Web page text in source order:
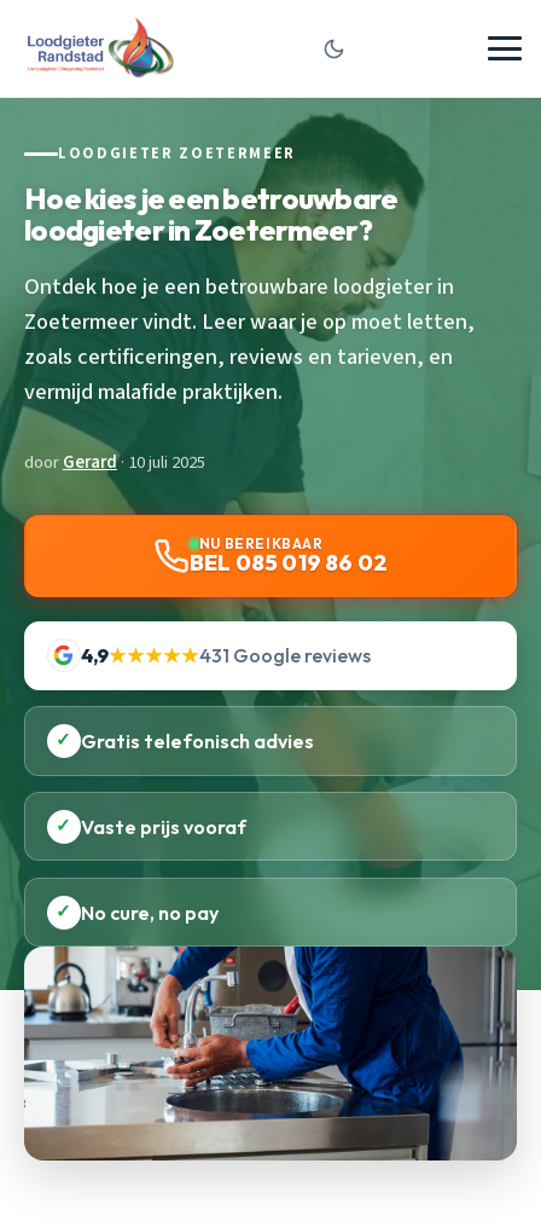
LOODGIETER ZOETERMEER
Hoe kies je een betrouwbare
loodgieter in Zoetermeer?
Ontdek hoe je een betrouwbare loodgieter in
Zoetermeer vindt. Leer waar je op moet letten,
zoals certificeringen, reviews en tarieven, en
vermijd malafide praktijken.
doorGerard· 10 juli 2025
NU BEREIKBAAR
BEL 085 019 86 02
4,9★★★★★431 Google reviews
✓ Gratis telefonisch advies
✓ Vaste prijs vooraf
✓ No cure, no pay